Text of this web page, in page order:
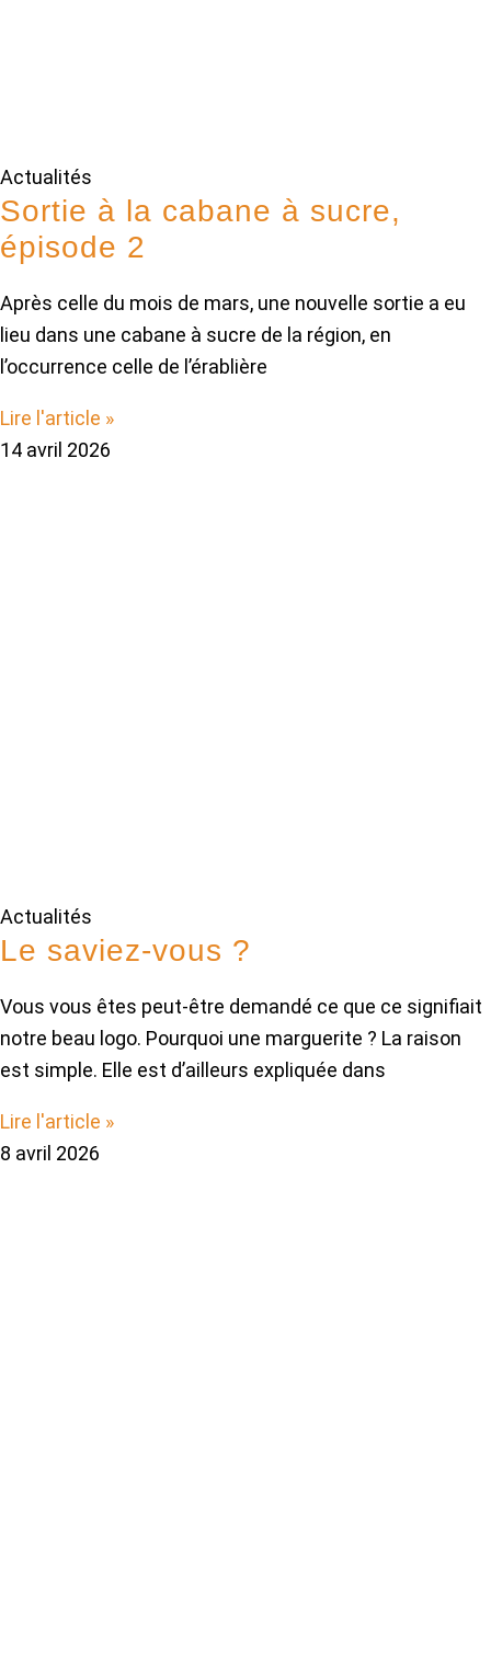
Actualités
Sortie à la cabane à sucre,
épisode 2
Après celle du mois de mars, une nouvelle sortie a eu
lieu dans une cabane à sucre de la région, en
l’occurrence celle de l’érablière
Lire l'article »
14 avril 2026
Actualités
Le saviez-vous ?
Vous vous êtes peut-être demandé ce que ce signifiait
notre beau logo. Pourquoi une marguerite ? La raison
est simple. Elle est d’ailleurs expliquée dans
Lire l'article »
8 avril 2026